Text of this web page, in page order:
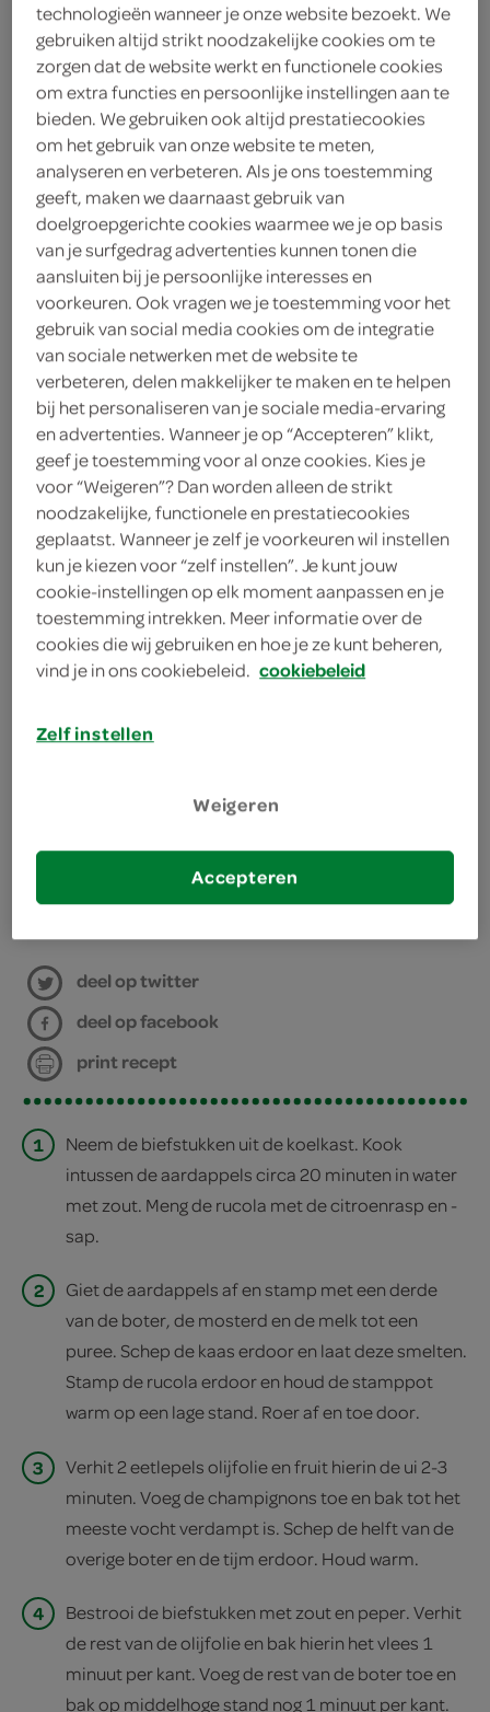
ingrediënten
eetlepel tijm
400 gram kastanjechampignons
1 ui
4 eetlepels olijfolie
125 gram jongbelegen kaas
100 milliliter melk
1 eetlepel mosterd
100 gram boter
1 citroen
200 gram rucola
1 kilogram kruimige aardappels
bereiden
deel op twitter
deel op facebook
print recept
1
Neem de biefstukken uit de koelkast. Kook
intussen de aardappels circa 20 minuten in water
met zout. Meng de rucola met de citroenrasp en -
sap.
2
Giet de aardappels af en stamp met een derde
van de boter, de mosterd en de melk tot een
puree. Schep de kaas erdoor en laat deze smelten.
Stamp de rucola erdoor en houd de stamppot
warm op een lage stand. Roer af en toe door.
3
Verhit 2 eetlepels olijfolie en fruit hierin de ui 2-3
minuten. Voeg de champignons toe en bak tot het
meeste vocht verdampt is. Schep de helft van de
overige boter en de tijm erdoor. Houd warm.
4
Bestrooi de biefstukken met zout en peper. Verhit
de rest van de olijfolie en bak hierin het vlees 1
minuut per kant. Voeg de rest van de boter toe en
bak op middelhoge stand nog 1 minuut per kant.
technologieën wanneer je onze website bezoekt. We
gebruiken altijd strikt noodzakelijke cookies om te
zorgen dat de website werkt en functionele cookies
om extra functies en persoonlijke instellingen aan te
bieden. We gebruiken ook altijd prestatiecookies
om het gebruik van onze website te meten,
analyseren en verbeteren. Als je ons toestemming
geeft, maken we daarnaast gebruik van
doelgroepgerichte cookies waarmee we je op basis
van je surfgedrag advertenties kunnen tonen die
aansluiten bij je persoonlijke interesses en
voorkeuren. Ook vragen we je toestemming voor het
gebruik van social media cookies om de integratie
van sociale netwerken met de website te
verbeteren, delen makkelijker te maken en te helpen
bij het personaliseren van je sociale media-ervaring
en advertenties. Wanneer je op “Accepteren” klikt,
geef je toestemming voor al onze cookies. Kies je
voor “Weigeren”? Dan worden alleen de strikt
noodzakelijke, functionele en prestatiecookies
geplaatst. Wanneer je zelf je voorkeuren wil instellen
kun je kiezen voor “zelf instellen”. Je kunt jouw
cookie-instellingen op elk moment aanpassen en je
toestemming intrekken. Meer informatie over de
cookies die wij gebruiken en hoe je ze kunt beheren,
vind je in ons cookiebeleid. cookiebeleid
Zelf instellen
Weigeren
Accepteren